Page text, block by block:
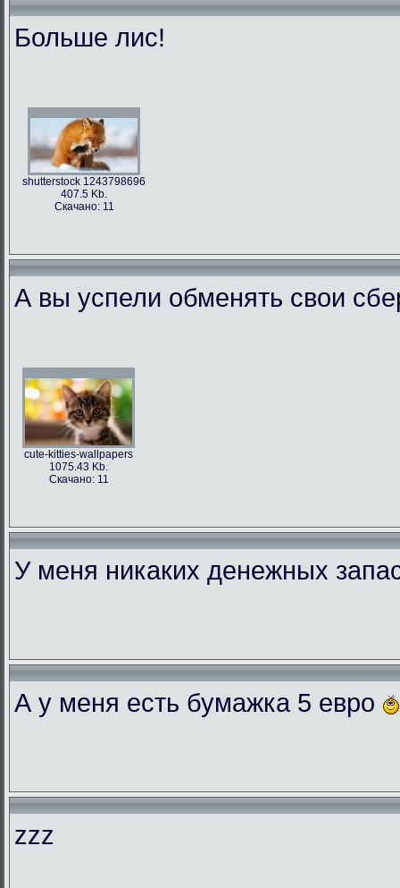
Больше лис!
shutterstock 1243798696
407.5 Kb.
Скачано: 11
А вы успели обменять свои
cute-kitties-wallpapers
1075.43 Kb.
Скачано: 11
У меня никаких денежных
А у меня есть бумажка 5 евро
zzz